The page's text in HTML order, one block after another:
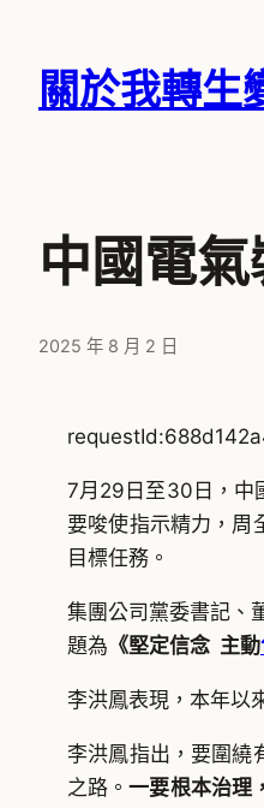
關於我轉生
中國電
2025 年 8 月 2 日
7月29日至30日，中
要唆使指示精力，周
目標任務。
集團公司黨委書記、
題為 《堅定信念 主動
李洪鳳表現，本年以
李洪鳳指出，要圍繞
之路。一要根本治理